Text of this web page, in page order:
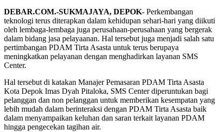
DEBAR.COM.-SUKMAJAYA, DEPOK- Perkembangan
teknologi terus diterapkan dalam kehidupan sehari-hari yang diikuti
oleh lembaga-lembaga juga perusahaan-perusahaan yang bergerak
dalam bidang jasa pelayaanan. Hal tersebut juga menjadi salah satu
pertimbangan PDAM Tirta Asasta untuk terus berupaya
meningkatkan pelayanan dengan menghadirkan layanan SMS
Center.
Hal tersebut di katakan Manajer Pemasaran PDAM Tirta Asasta
Kota Depok Imas Dyah Pitaloka, SMS Center diperuntukan bagi
pelanggan dan non pelanggan untuk memberikan kesempatan yang
lebih mudah dalam berinteraksi dengan PDAM Tirta Asasta baik
dalam menyampaikan keluhan dan saran terkait layanan PDAM
hingga pengecekan tagihan air.